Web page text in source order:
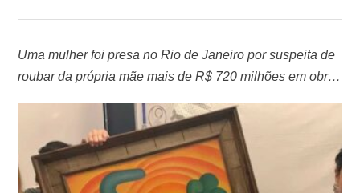
Uma mulher foi presa no Rio de Janeiro por suspeita de
roubar da própria mãe mais de R$ 720 milhões em obras
Cavalcanti, além de joias. A idosa tinha 82 anos e foi
mantida em cárcere privado por cerca de um ano.
Agentes do DEAPTI …